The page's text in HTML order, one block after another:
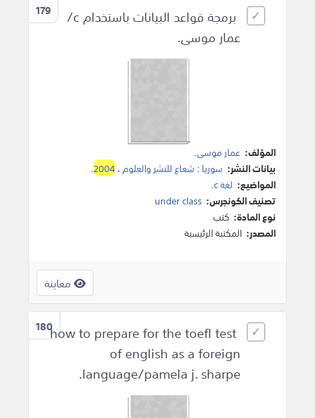
179
برمجة قواعد البيانات باستخدام c/
عمار موسى.
المؤلف: عمار موسى.
بيانات النشر: سوريا : شعاع للنشر والعلوم،2004
.
المواضيع: لغة c .
تصنيف الكونجرس: under class
نوع المادة: كتب
المصدر: المكتبة الرئيسية
معاينة
180how to prepare for the toefl test
of english as a foreign
language/pamela j. sharpe.